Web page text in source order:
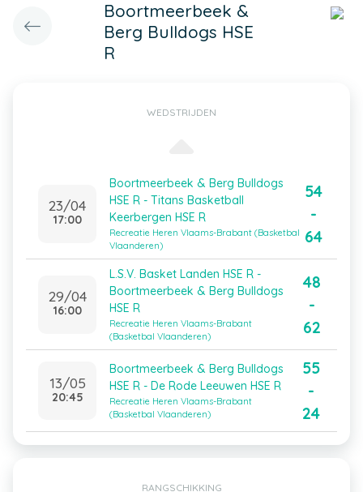
Boortmeerbeek &
Berg Bulldogs HSE
R
WEDSTRIJDEN
23/04
17:00
Boortmeerbeek & Berg Bulldogs
HSE R - Titans Basketball
Keerbergen HSE R
Recreatie Heren Vlaams-Brabant (Basketbal
Vlaanderen)
54
-
64
29/04
16:00
L.S.V. Basket Landen HSE R -
Boortmeerbeek & Berg Bulldogs
HSE R
Recreatie Heren Vlaams-Brabant
(Basketbal Vlaanderen)
48
-
62
13/05
20:45
Boortmeerbeek & Berg Bulldogs
HSE R - De Rode Leeuwen HSE R
Recreatie Heren Vlaams-Brabant
(Basketbal Vlaanderen)
55
-
24
RANGSCHIKKING